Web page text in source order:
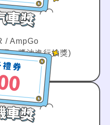
/ AmpGo
一獎池進行抽獎)
名